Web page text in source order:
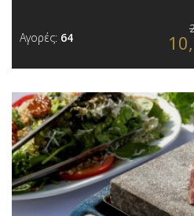
Αγορές: 64